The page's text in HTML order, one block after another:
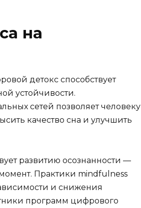
на
детокс способствует
устойчивости.
сетей позволяет человеку
качество сна и улучшить
развитию осознанности —
Практики mindfulness
и снижения
программ цифрового